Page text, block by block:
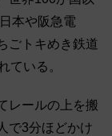
本や阪急電
ごトキめき鉄道
ている。
レールの上を搬
で3分ほどかけ